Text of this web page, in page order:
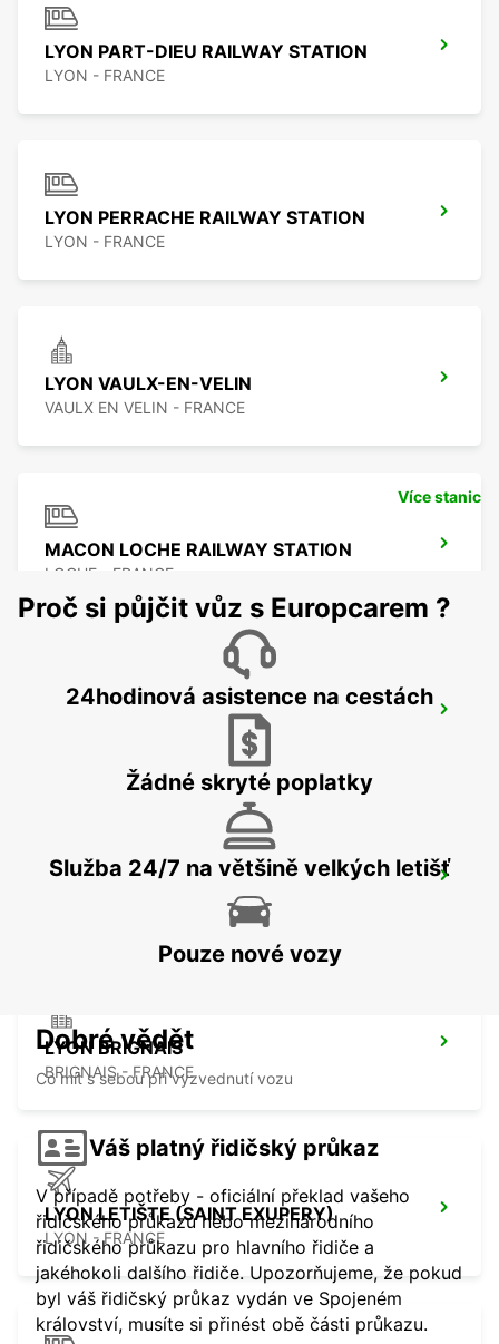
LYON PART-DIEU RAILWAY STATION
LYON - FRANCE
LYON PERRACHE RAILWAY STATION
LYON - FRANCE
LYON VAULX-EN-VELIN
VAULX EN VELIN - FRANCE
MACON LOCHE RAILWAY STATION
LOCHE - FRANCE
MACON
LYON BRIGNAIS
BRIGNAIS - FRANCE
LYON LETIŠTE (SAINT EXUPERY)
LYON - FRANCE
Více stanic
Proč si půjčit vůz s Europcarem ?
24hodinová asistence na cestách
Žádné skryté poplatky
Služba 24/7 na většině velkých letišť
Pouze nové vozy
Dobré vědět
Co mít s sebou při vyzvednutí vozu
Váš platný řidičský průkaz
V případě potřeby - oficiální překlad vašeho
řidičského průkazu nebo mezinárodního
řidičského průkazu pro hlavního řidiče a
jakéhokoli dalšího řidiče. Upozorňujeme, že pokud
byl váš řidičský průkaz vydán ve Spojeném
království, musíte si přinést obě části průkazu.